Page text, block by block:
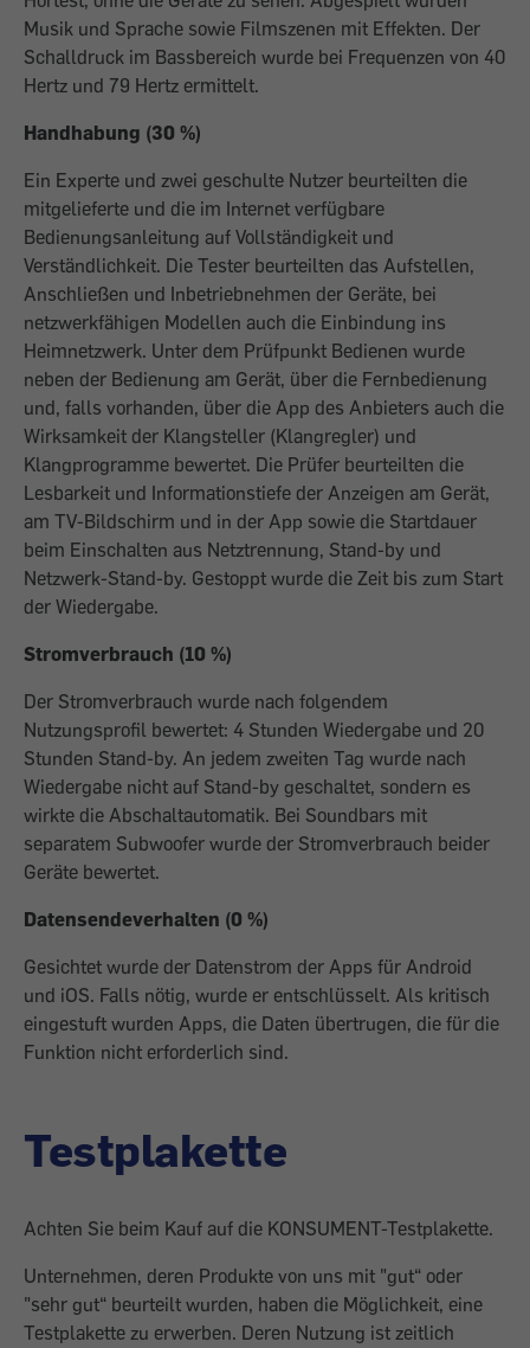
Musik und Sprache sowie Filmszenen mit Effekten. Der
Schalldruck im Bassbereich wurde bei Frequenzen von 40
Hertz und 79 Hertz ermittelt.
Handhabung (30 %)
Ein Experte und zwei geschulte Nutzer beurteilten die
mitgelieferte und die im Internet verfügbare
Bedienungsanleitung auf Vollständigkeit und
Verständlichkeit. Die Tester beurteilten das Aufstellen,
Anschließen und Inbetriebnehmen der Geräte, bei
netzwerkfähigen Modellen auch die Einbindung ins
Heimnetzwerk. Unter dem Prüfpunkt Bedienen wurde
neben der Bedienung am Gerät, über die Fernbedienung
und, falls vorhanden, über die App des Anbieters auch die
Wirksamkeit der Klangsteller (Klangregler) und
Klangprogramme bewertet. Die Prüfer beurteilten die
Lesbarkeit und Informationstiefe der Anzeigen am Gerät,
am TV-Bildschirm und in der App sowie die Startdauer
beim Einschalten aus Netztrennung, Stand-by und
Netzwerk-Stand-by. Gestoppt wurde die Zeit bis zum Start
der Wiedergabe.
Stromverbrauch (10 %)
Der Stromverbrauch wurde nach folgendem
Nutzungsprofil bewertet: 4 Stunden Wiedergabe und 20
Stunden Stand-by. An jedem zweiten Tag wurde nach
Wiedergabe nicht auf Stand-by geschaltet, sondern es
wirkte die Abschaltautomatik. Bei Soundbars mit
separatem Subwoofer wurde der Stromverbrauch beider
Geräte bewertet.
Datensendeverhalten (0 %)
Gesichtet wurde der Datenstrom der Apps für Android
und iOS. Falls nötig, wurde er entschlüsselt. Als kritisch
eingestuft wurden Apps, die Daten übertrugen, die für die
Funktion nicht erforderlich sind.
Testplakette
Achten Sie beim Kauf auf die KONSUMENT-Testplakette.
Unternehmen, deren Produkte von uns mit "gut“ oder
"sehr gut“ beurteilt wurden, haben die Möglichkeit, eine
Testplakette zu erwerben. Deren Nutzung ist zeitlich